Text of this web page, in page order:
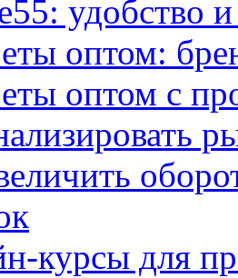
удобство
оптом:
оптом с
курсы для